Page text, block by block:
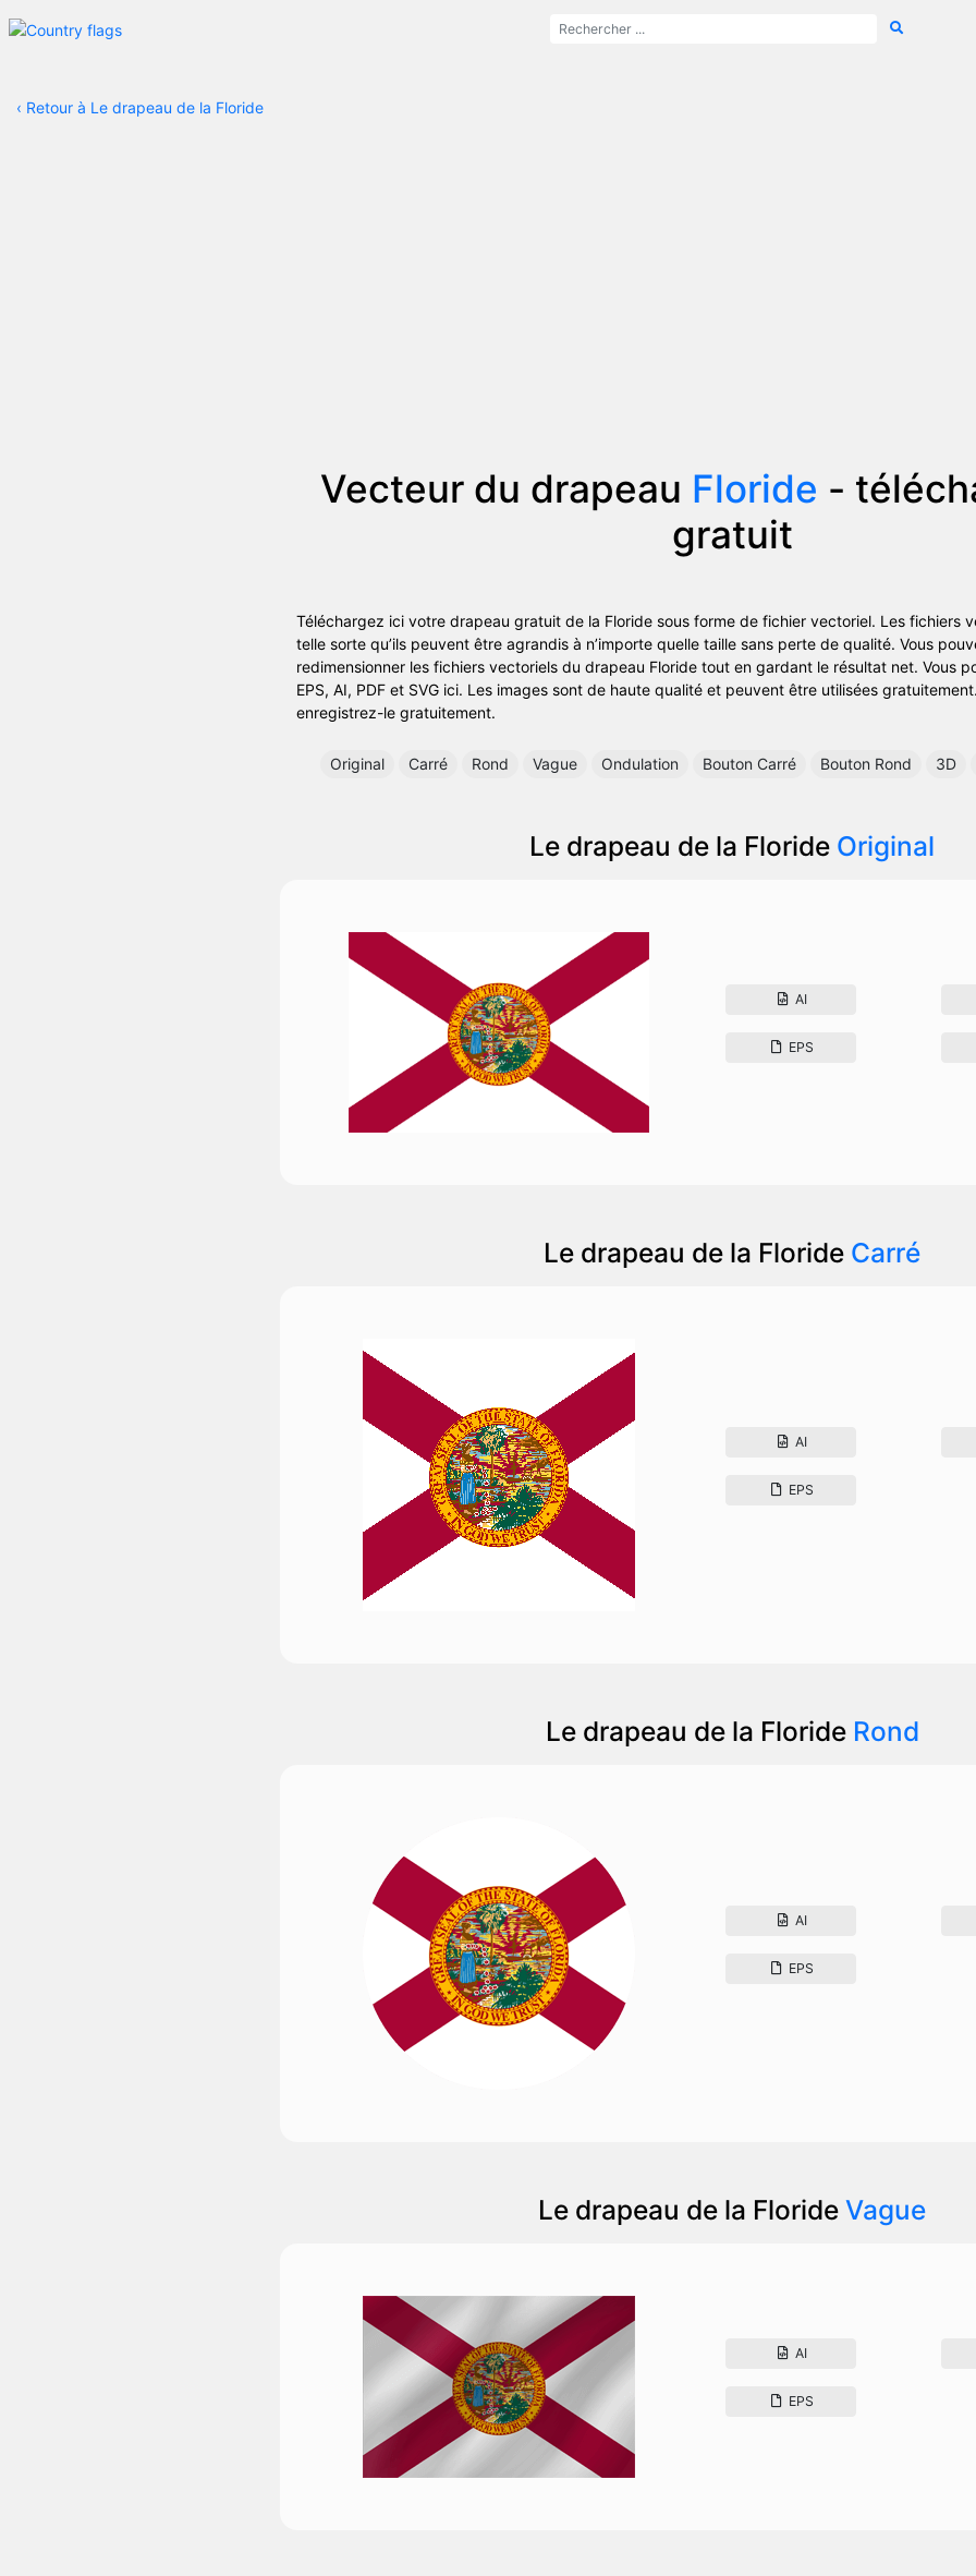
‹ Retour à Le drapeau de la Floride
Vecteur du drapeau Floride -
gratuit
Téléchargez ici votre drapeau gratuit de la Floride sous forme de fichier vectoriel. Les fichiers
telle sorte qu’ils peuvent être agrandis à n’importe quelle taille sans perte de qualité. Vous
redimensionner les fichiers vectoriels du drapeau Floride tout en gardant le résultat net. Vous
EPS, AI, PDF et SVG ici. Les images sont de haute qualité et peuvent être utilisées
enregistrez-le gratuitement.
Original Carré Rond Vague Ondulation Bouton Carré Bouton Rond 3D
Le drapeau de la Floride Original
AI
EPS
Le drapeau de la Floride Carré
AI
EPS
Le drapeau de la Floride Rond
AI
EPS
Le drapeau de la Floride Vague
AI
EPS